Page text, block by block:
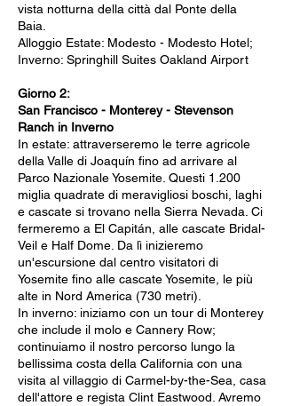
vista notturna della città dal Ponte della
Baia.
Alloggio Estate: Modesto - Modesto Hotel;
Inverno: Springhill Suites Oakland Airport
Giorno 2:
San Francisco - Monterey - Stevenson
Ranch in Inverno
In estate: attraverseremo le terre agricole
della Valle di Joaquín fino ad arrivare al
Parco Nazionale Yosemite. Questi 1.200
miglia quadrate di meravigliosi boschi, laghi
e cascate si trovano nella Sierra Nevada. Ci
fermeremo a El Capitán, alle cascate Bridal-
Veil e Half Dome. Da lì inizieremo
un'escursione dal centro visitatori di
Yosemite fino alle cascate Yosemite, le più
alte in Nord America (730 metri).
In inverno: iniziamo con un tour di Monterey
che include il molo e Cannery Row;
continuiamo il nostro percorso lungo la
bellissima costa della California con una
visita al villaggio di Carmel-by-the-Sea, casa
dell'attore e regista Clint Eastwood. Avremo